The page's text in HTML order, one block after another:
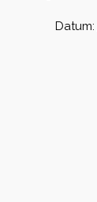
Datum: